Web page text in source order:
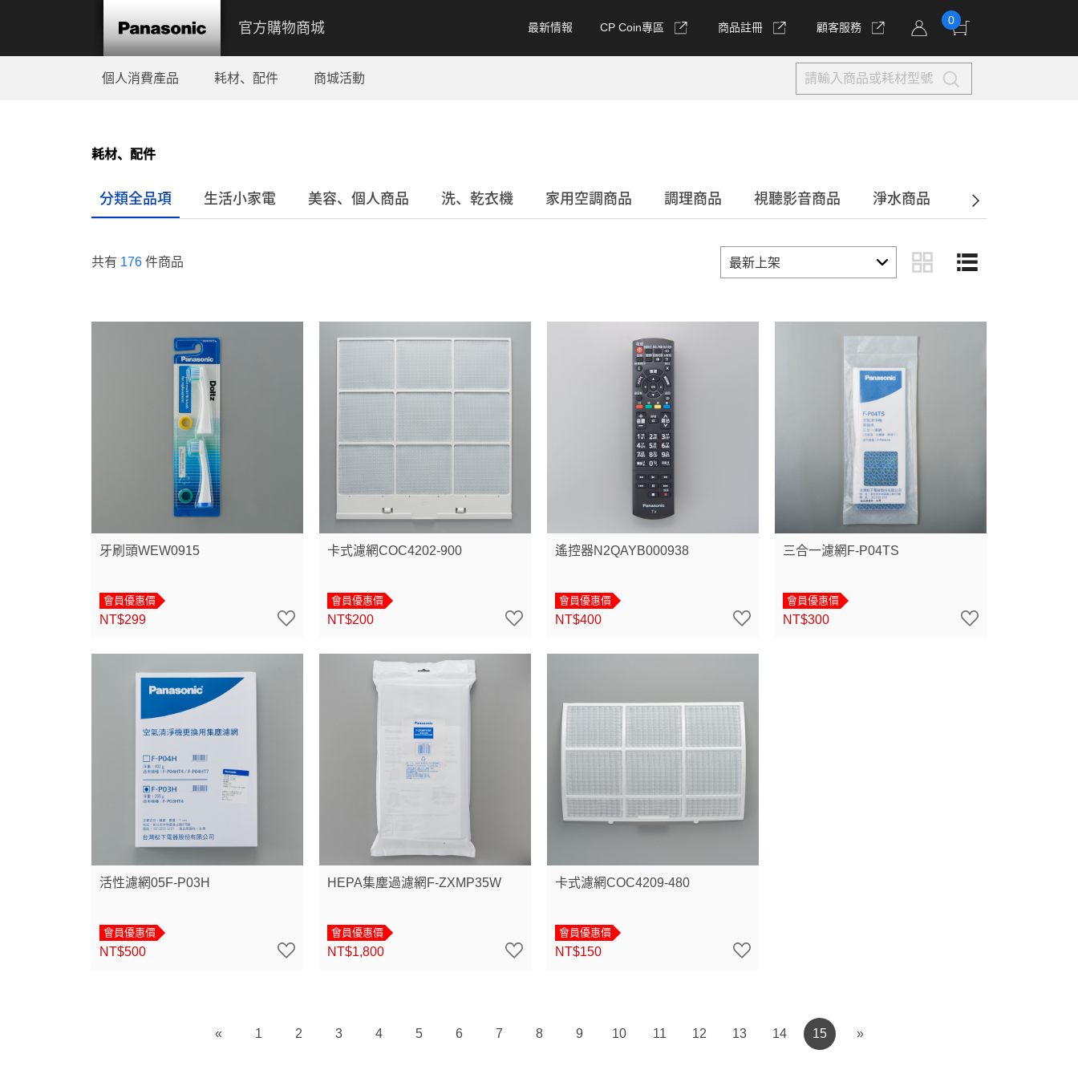
官方購物商城 最新情報 CP Coin專區 商品註冊 顧客服務
0
個人消費產品 耗材、配件 商城活動
耗材、配件
分類全品項 生活小家電 美容、個人商品 洗、乾衣機 家用空調商品 調理商品 視聽影音商品 淨水商品 通訊商品
共有 176 件商品
牙刷頭WEW0915
會員優惠價
NT$299
卡式濾網COC4202-900
會員優惠價
NT$200
遙控器N2QAYB000938
會員優惠價
NT$400
三合一濾網F-P04TS
會員優惠價
NT$300
活性濾網05F-P03H
會員優惠價
NT$500
HEPA集塵過濾網F-ZXMP35W
會員優惠價
NT$1,800
卡式濾網COC4209-480
會員優惠價
NT$150
« 1 2 3 4 5 6 7 8 9 10 11 12 13 14 15 »